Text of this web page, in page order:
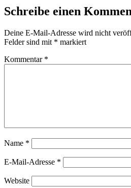
Schreibe einen
Deine E-Mail-Adresse wird nicht
Felder sind mit * markiert
Kommentar *
Name *
E-Mail-Adresse *
Website